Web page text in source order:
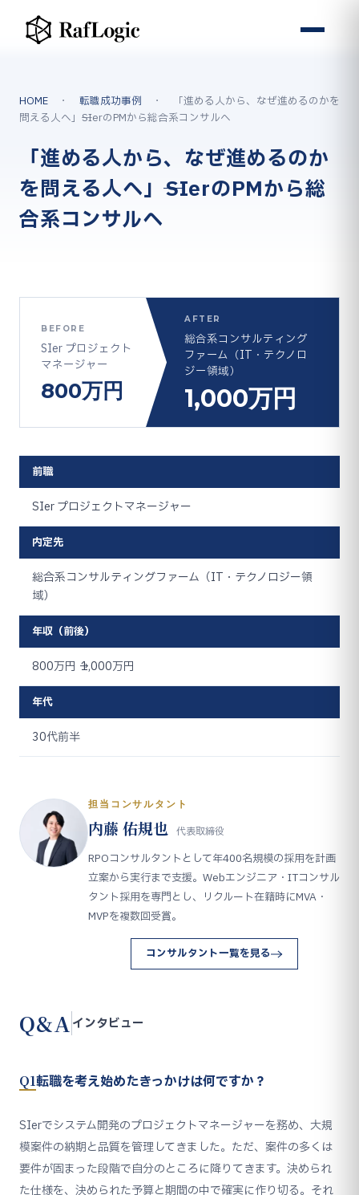
HOME ・ 転職成功事例 ・ 「進める人から、なぜ進めるのかを
問える人へ」──SIerのPMから総合系コンサルへ
「進める人から、なぜ進めるのか
を問える人へ」──SIerのPMから総
合系コンサルへ
BEFORE
SIer プロジェクト
マネージャー
800万円
AFTER
総合系コンサルティング
ファーム（IT・テクノロ
ジー領域）
1,000万円
前職
SIer プロジェクトマネージャー
内定先
総合系コンサルティングファーム（IT・テクノロジー領
域）
年収（前後）
800万円 → 1,000万円
年代
30代前半
担当コンサルタント
内藤 佑規也 代表取締役
RPOコンサルタントとして年400名規模の採用を計画
立案から実行まで支援。Webエンジニア・ITコンサル
タント採用を専門とし、リクルート在籍時にMVA・
MVPを複数回受賞。
コンサルタント一覧を見る
Q&A インタビュー
Q1転職を考え始めたきっかけは何ですか？
SIerでシステム開発のプロジェクトマネージャーを務め、大規
模案件の納期と品質を管理してきました。ただ、案件の多くは
要件が固まった段階で自分のところに降りてきます。決められ
た仕様を、決められた予算と期間の中で確実に作り切る。それ